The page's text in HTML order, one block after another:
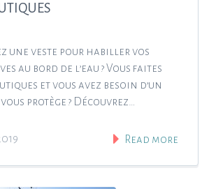
une veste pour habiller vos
au bord de l’eau ? Vous faites
et vous avez besoin d’un
protège ? Découvrez…
Read more